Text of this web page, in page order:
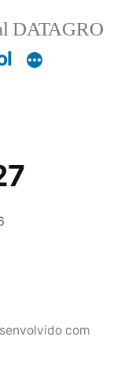
DATAGRO
com